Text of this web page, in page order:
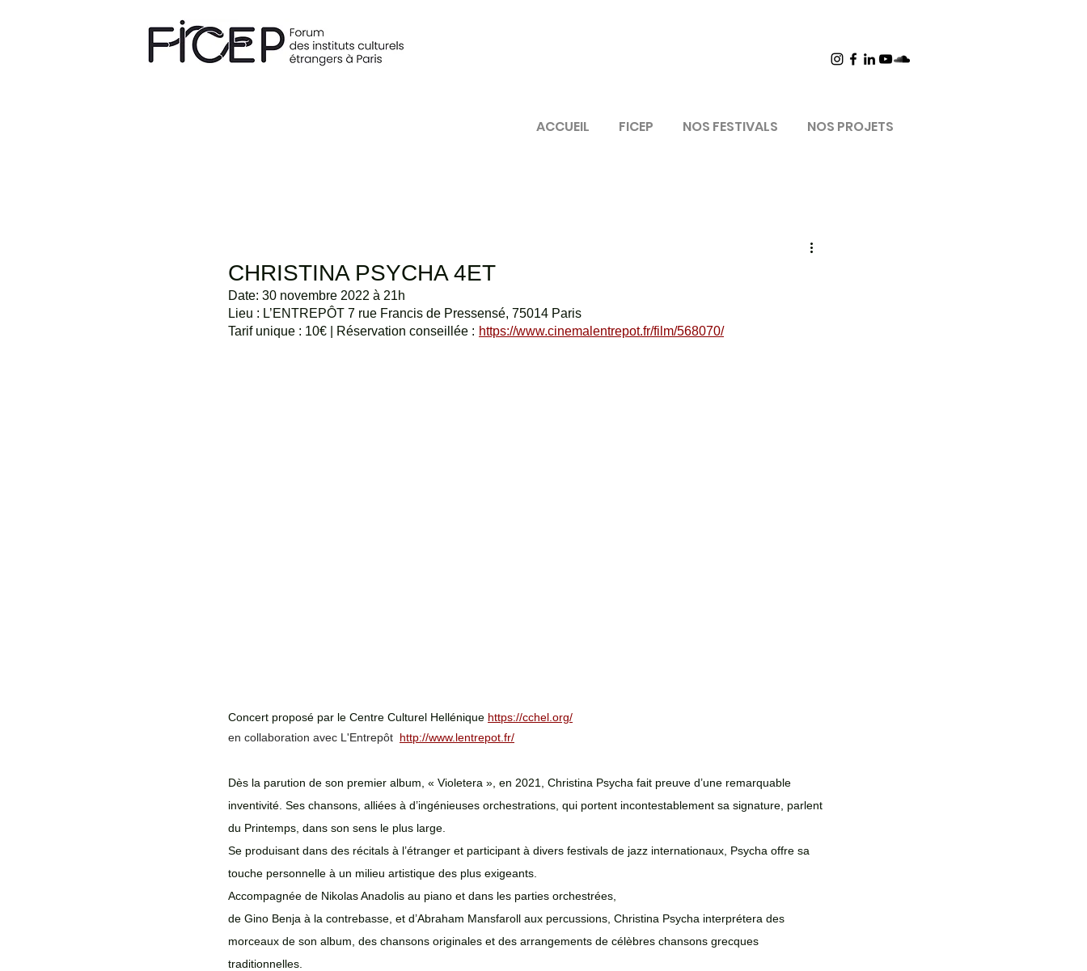
ACCUEIL FICEP NOS FESTIVALS NOS PROJETS
CHRISTINA PSYCHA 4ET
Date: 30 novembre 2022 à 21h
Lieu : L’ENTREPÔT 7 rue Francis de Pressensé, 75014 Paris
Tarif unique : 10€ | Réservation conseillée : https://www.cinemalentrepot.fr/film/568070/
Concert proposé par le Centre Culturel Hellénique https://cchel.org/
en collaboration avec L'Entrepôt http://www.lentrepot.fr/
Dès la parution de son premier album, « Violetera », en 2021, Christina Psycha fait preuve d’une remarquable
inventivité. Ses chansons, alliées à d’ingénieuses orchestrations, qui portent incontestablement sa signature, parlent
du Printemps, dans son sens le plus large.
Se produisant dans des récitals à l’étranger et participant à divers festivals de jazz internationaux, Psycha offre sa
touche personnelle à un milieu artistique des plus exigeants.
Accompagnée de Nikolas Anadolis au piano et dans les parties orchestrées,
de Gino Benja à la contrebasse, et d’Abraham Mansfaroll aux percussions, Christina Psycha interprétera des
morceaux de son album, des chansons originales et des arrangements de célèbres chansons grecques
traditionnelles.